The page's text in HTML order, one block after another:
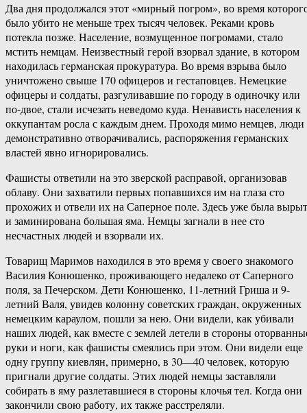
Два дня продолжался этот «мирный погром», во время
было убито не меньше трех тысяч человек. Реками кровь
потекла позже. Население, возмущенное погромами, стало
мстить немцам. Неизвестный герой взорвал здание, в котором
находилась германская прокуратура. Во время взрыва было
уничтожено свыше 170 офицеров и гестаповцев. Немецкие
офицеры и солдаты, разгуливавшие по городу в одиночку или
по-двое, стали исчезать неведомо куда. Ненависть населения к
оккупантам росла с каждым днем. Проходя мимо немцев, люди
демонстративно отворачивались, распоряжения германских
властей явно игнорировались.
Фашисты ответили на это зверской расправой, организовав
облаву. Они захватили первых попавшихся им на глаза сто
прохожих и отвели их на Саперное поле. Здесь уже была
и заминирована большая яма. Немцы загнали в нее сто
несчастных людей и взорвали их.
Товарищ Маримов находился в это время у своего знакомого
Василия Конюшенко, проживающего недалеко от Саперного
поля, за Печерском. Дети Конюшенко, 11-летний Гриша и 9-
летний Валя, увидев колонну советских граждан, окруженных
немецким караулом, пошли за нею. Они видели, как убивали
наших людей, как вместе с землей летели в стороны
руки и ноги, как фашисты смеялись при этом. Они видели еще
одну группу киевлян, примерно, в 30—40 человек, которую
пригнали другие солдаты. Этих людей немцы заставляли
собирать в яму разлетавшиеся в стороны клочья тел. Когда они
закончили свою работу, их также расстреляли.